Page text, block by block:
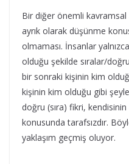
Bir diğer önemli
ayrık olarak düşünme
olmaması. İnsanlar
olduğu şekilde sıralar/
bir sonraki kişinin kim
kişinin kim olduğu gibi
doğru (sıra) fikri,
konusunda tarafsızdır.
yaklaşım geçmiş oluyor.